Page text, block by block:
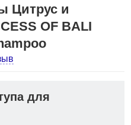
Цитрус и
OF BALI
для